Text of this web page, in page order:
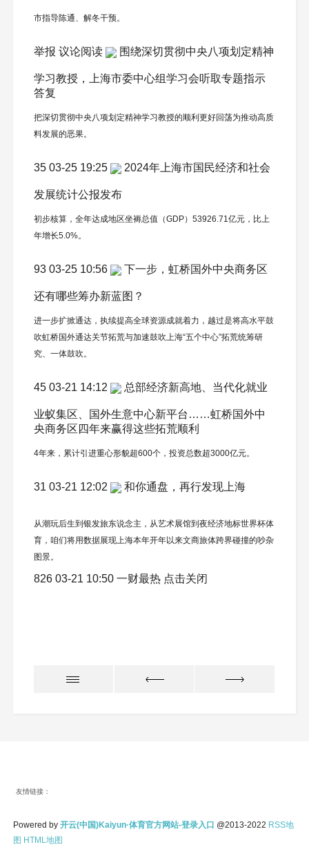
市指导陈通、解冬干预。
举报 议论阅读 围绕深切贯彻中央八项划定精神
学习教授，上海市委中心组学习会听取专题指示
答复
把深切贯彻中央八项划定精神学习教授的顺利更好回荡为推动高质
料发展的恶果。
35 03-25 19:25 2024年上海市国民经济和社会
发展统计公报发布
初步核算，全年达成地区坐褥总值（GDP）53926.71亿元，比上
年增长5.0%。
93 03-25 10:56 下一步，虹桥国外中央商务区
还有哪些筹办新蓝图？
进一步扩掀通达，执续提高全球资源成就着力，越过是将高水平鼓
吹虹桥国外通达关节拓荒与加速鼓吹上海“五个中心”拓荒统筹研
究、一体鼓吹。
45 03-21 14:12 总部经济新高地、当代化就业
业蚁集区、国外生意中心新平台……虹桥国外中
央商务区四年来赢得这些拓荒顺利
4年来，累计引进重心形貌超600个，投资总数超3000亿元。
31 03-21 12:02 和你通盘，再行发现上海
从潮玩后生到银发旅东说念主，从艺术展馆到夜经济地标世界杯体
育，咱们将用数据展现上海本年开年以来文商旅体跨界碰撞的吵杂
图景。
826 03-21 10:50 一财最热 点击关闭
友情链接：
Powered by 开云(中国)Kaiyun·体育官方网站-登录入口 @2013-2022 RSS地
图 HTML地图